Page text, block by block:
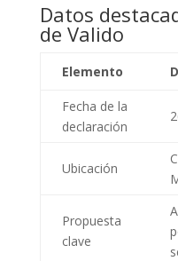
Datos
de Valido
Elemento
Fecha de la
declaración
Ubicación
Propuesta
clave